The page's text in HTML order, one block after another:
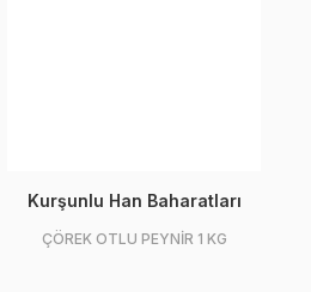
Kurşunlu Han Baharatları
ÇÖREK OTLU PEYNİR 1 KG